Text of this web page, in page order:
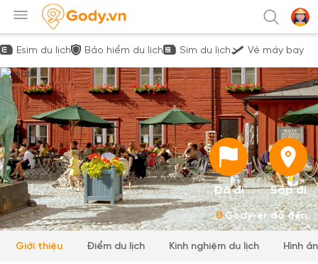
Esim du lịch Bảo hiểm du lịch Sim du lịch Vé máy bay
Đã đi Sắp đi
0Gody-er đã đến
Giới thiệu Điểm du lịch Kinh nghiệm du lịch Hình